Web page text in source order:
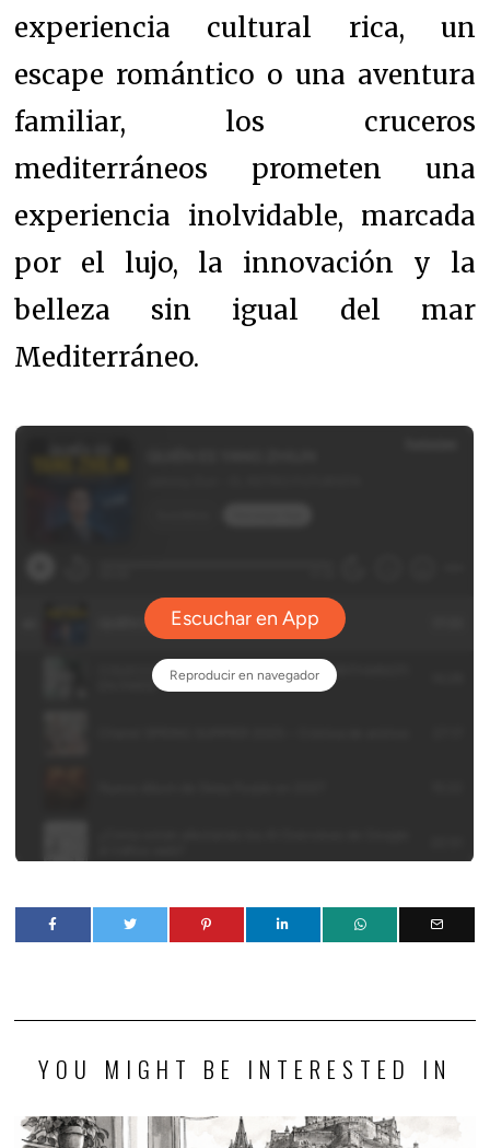
experiencia cultural rica, un
escape romántico o una aventura
familiar, los cruceros
mediterráneos prometen una
experiencia inolvidable, marcada
por el lujo, la innovación y la
belleza sin igual del mar
Mediterráneo.
YOU MIGHT BE INTERESTED IN